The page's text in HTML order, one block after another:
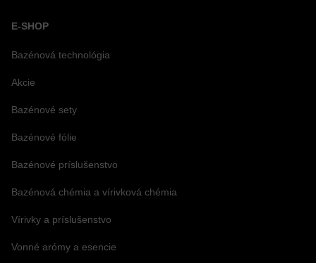
E-SHOP
Bazénová technológia
Akcie
Bazénové sety
Bazénové fólie
Bazénové príslušenstvo
Bazénová chémia a vírivková chémia
Vírivky a príslušenstvo
Vonné arómy a esencie